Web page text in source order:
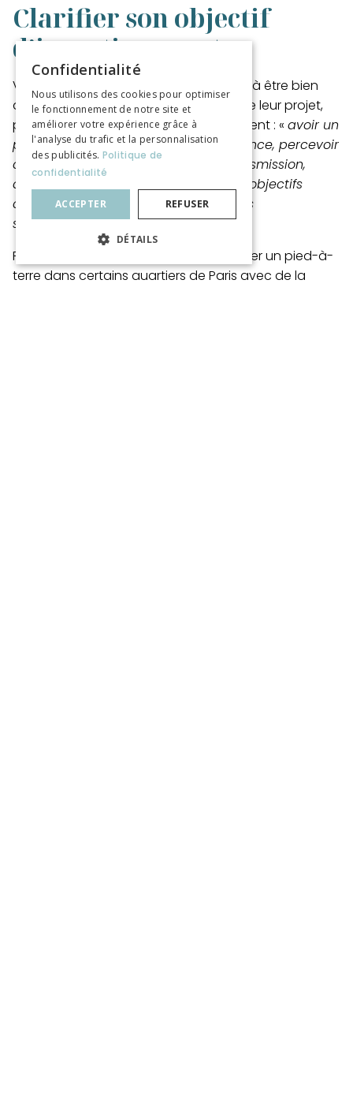
Clarifier son objectif
d’investissement
Voilà pourquoi les expatriés ont intérêt à être bien
accompagnés. Y compris au départ de leur projet,
pour clarifier leur objectif d’investissement : « avoir un
point de chute pour ses visites en France, percevoir
des revenus locatifs, préparer sa transmission,
anticiper son retour définitif sont des objectifs
différents qui appellent des stratégies
spécifiques », explique Émilie Bougenot.
Par exemple, inutile de vouloir rentabiliser un pied-à-
terre dans certains quartiers de Paris avec de la
Confidentialité
Nous utilisons des cookies pour optimiser
le fonctionnement de notre site et
améliorer votre expérience grâce à
l'analyse du trafic et la personnalisation
des publicités. Politique de
confidentialité
ACCEPTER REFUSER
DÉTAILS